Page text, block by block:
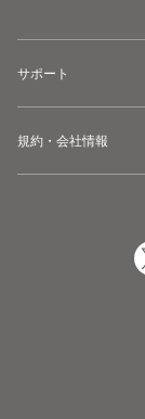
サポート
規約・会社情報